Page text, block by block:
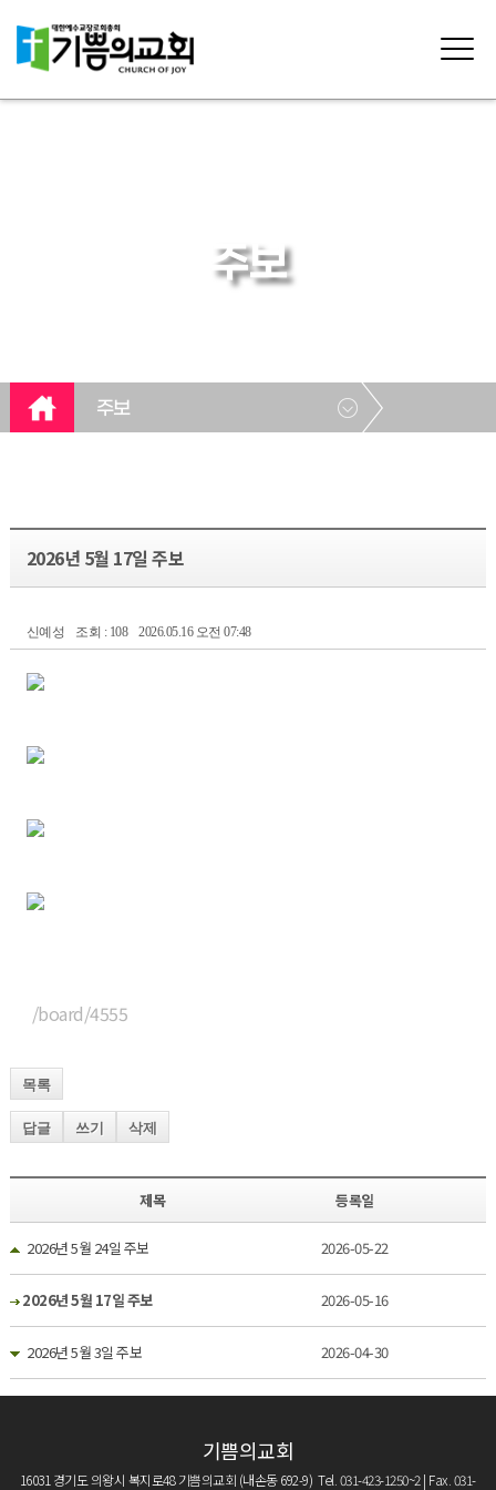
주보
주보
2026년 5월 17일 주보
신예성 조회 : 108 2026.05.16 오전 07:48
/board/4555
목록
답글 쓰기 삭제
제목 등록일
2026년 5월 24일 주보 2026-05-22
2026년 5월 17일 주보 2026-05-16
2026년 5월 3일 주보 2026-04-30
기쁨의교회
16031 경기도 의왕시 복지로48 기쁨의교회 (내손동 692-9) Tel. 031-423-1250~2 | Fax. 031-